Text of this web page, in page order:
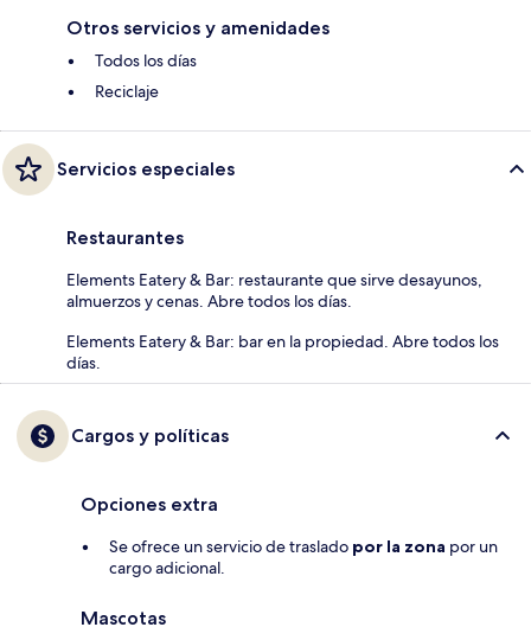
Otros servicios y amenidades
Todos los días
Reciclaje
Servicios especiales
Restaurantes
Elements Eatery & Bar: restaurante que sirve desayunos,
almuerzos y cenas. Abre todos los días.
Elements Eatery & Bar: bar en la propiedad. Abre todos los
días.
Cargos y políticas
Opciones extra
Se ofrece un servicio de traslado por la zona por un
cargo adicional.
Mascotas